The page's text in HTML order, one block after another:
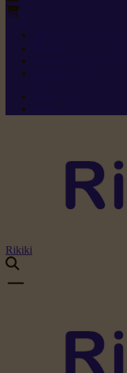
Rikiki